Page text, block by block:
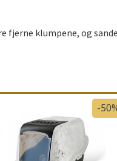
fjerne klumpene, og
-